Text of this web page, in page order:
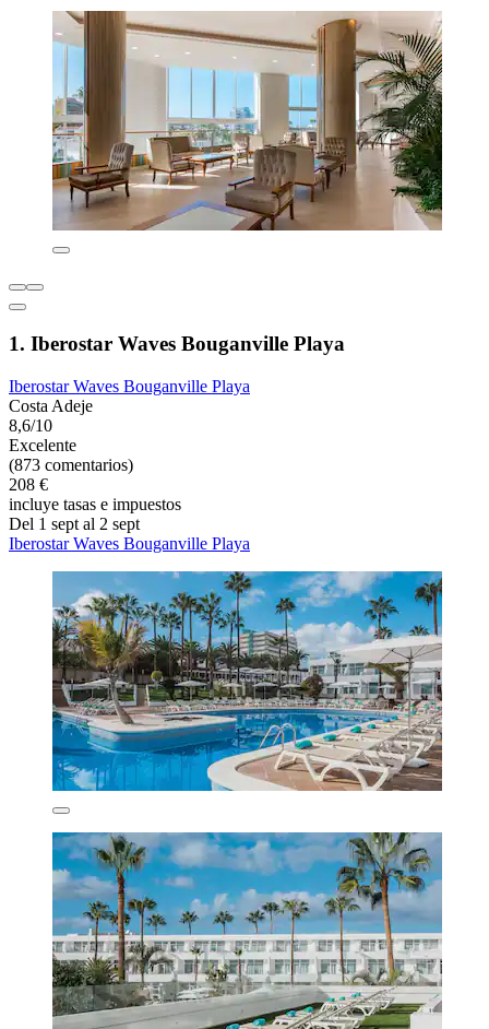
1. Iberostar Waves Bouganville Playa
Iberostar Waves Bouganville Playa
Costa Adeje
8,6/10
Excelente
(873 comentarios)
208 €
incluye tasas e impuestos
Del 1 sept al 2 sept
Iberostar Waves Bouganville Playa